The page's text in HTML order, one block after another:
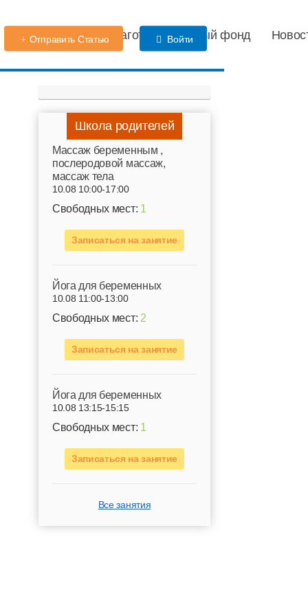
Детский сад Благотворительный фонд
Отправить Статью Войти
Школа родителей
Mассаж беременным ,
послеродовой массаж,
массаж тела
10.08 10:00-17:00
Свободных мест: 1
Записаться на занятие
Йога для беременных
10.08 11:00-13:00
Свободных мест: 2
Записаться на занятие
Йога для беременных
10.08 13:15-15:15
Свободных мест: 1
Записаться на занятие
Все занятия